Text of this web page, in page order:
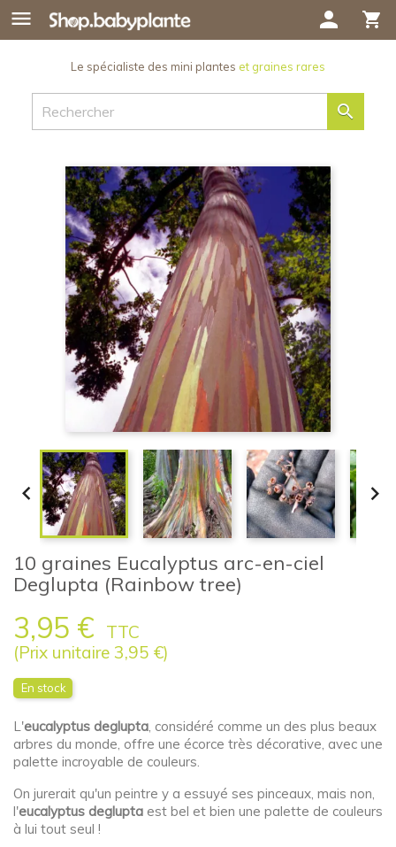
 shopping_cart
person
Le spécialiste des mini plantes et graines rares

 
10 graines Eucalyptus arc-en-ciel
Deglupta (Rainbow tree)
3,95 €
TTC
(Prix unitaire 3,95 €)
En stock
L'eucalyptus deglupta, considéré comme un des plus beaux
arbres du monde, offre une écorce très décorative, avec une
palette incroyable de couleurs.
On jurerait qu'un peintre y a essuyé ses pinceaux, mais non,
l'eucalyptus deglupta est bel et bien une palette de couleurs
à lui tout seul !